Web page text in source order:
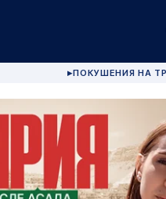
▶ПОКУШЕНИЯ НА